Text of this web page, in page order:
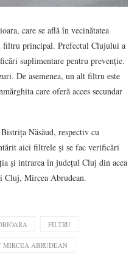
care se află în vecinătatea
filtru principal. Prefectul Clujului a
suplimentare pentru prevenție.
De asemenea, un alt filtru este
care oferă acces secundar
Năsăud, respectiv cu
aici filtrele și se fac verificări
și intrarea în județul Cluj din acea
Cluj, Mircea Abrudean.
FILTRU
MIRCEA ABRUDEAN